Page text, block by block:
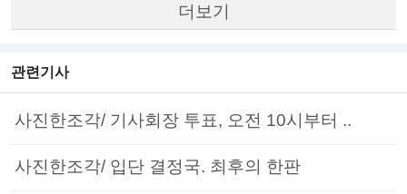
더보기
관련기사
사진한조각/ 기사회장 투표, 오전 10시부터 ..
사진한조각/ 입단 결정국. 최후의 한판